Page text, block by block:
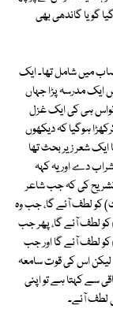
گویا گاندھی بھی
میں شامل تھا۔ ایک
مدرسہ پڑا جہاں
نواس ہی کی ایک غزل
ہوگیا کہ دیکھوں
ایک شعر زیر بحث تھا
دے اور یہ کہہ
کی کہ جب شاعر
کو لطف آئے گا، جب وہ
لطف آئے گا، پھر جب
لطف آئے گا اور جب
لیکن اس کی قوت سامعہ
سے کہتا ہے تو اپنی
لطف آئے۔